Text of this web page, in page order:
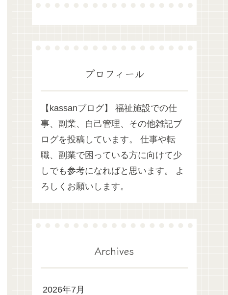
プロフィール
【kassanブログ】 福祉施設での仕
事、副業、自己管理、その他雑記ブ
ログを投稿しています。 仕事や転
職、副業で困っている方に向けて少
しでも参考になればと思います。 よ
ろしくお願いします。
Archives
2026年7月